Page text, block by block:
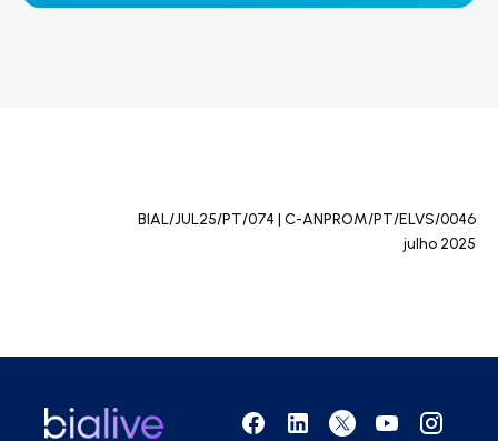
BIAL/JUL25/PT/074 | C-ANPROM/PT/ELVS/0046
julho 2025